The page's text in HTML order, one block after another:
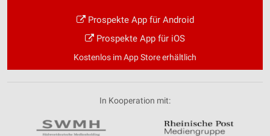
Prospekte App für Android
Prospekte App für iOS
Kostenlos im App Store erhältlich
In Kooperation mit: